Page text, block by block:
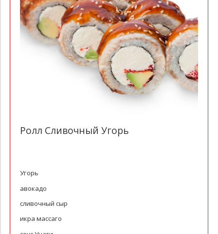
Ролл Сливочный Угорь
Угорь
авокадо
сливочный сыр
икра массаго